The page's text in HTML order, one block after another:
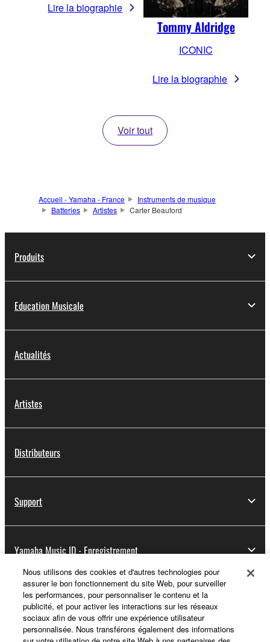
Lire la biographie
Tommy Aldridge
ICONIC
Lire la biographie
Voir tout
Accueil - Yamaha - France
Instruments de musique
Batteries
Artistes Carter Beauford
Produits
Education Musicale
Actualités
Artistes
Distributeurs
Support
Yamaha Music ID - Enregistrement
A propos de Yamaha
Nous utilisons des cookies et d'autres technologies pour
assurer le bon fonctionnement du site Web, pour surveiller
les performances, pour personnaliser le contenu et la
publicité, et pour activer les interactions sur les réseaux
sociaux afin de vous offrir une expérience utilisateur
personnalisée. Nous transférons également des informations